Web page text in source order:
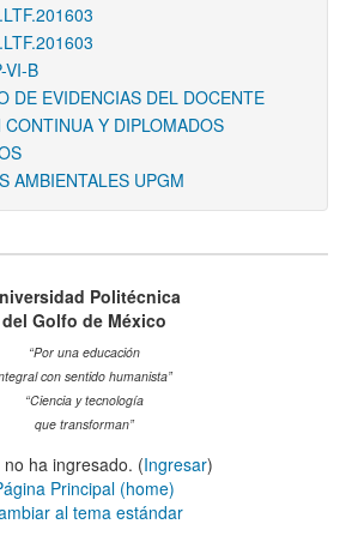
VI-B
DE EVIDENCIAS DEL DOCENTE
CONTINUA Y DIPLOMADOS
AMBIENTALES UPGM
Politécnica
del Golfo de México
“Por una educación
con sentido humanista”
“Ciencia y tecnología
que transforman”
no ha ingresado. (Ingresar)
Principal (home)
al tema estándar